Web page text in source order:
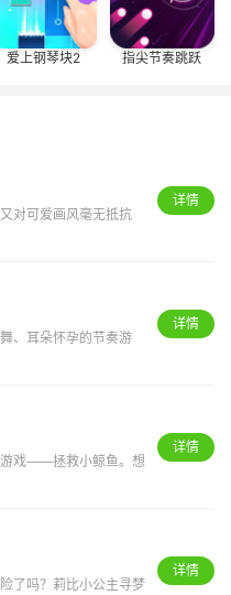
爱上钢琴块2 指尖节奏跳跃
对可爱画风毫无抵抗
详情
、耳朵怀孕的节奏游
详情
游戏——拯救小鲸鱼。想
详情
了吗？莉比小公主寻梦
详情